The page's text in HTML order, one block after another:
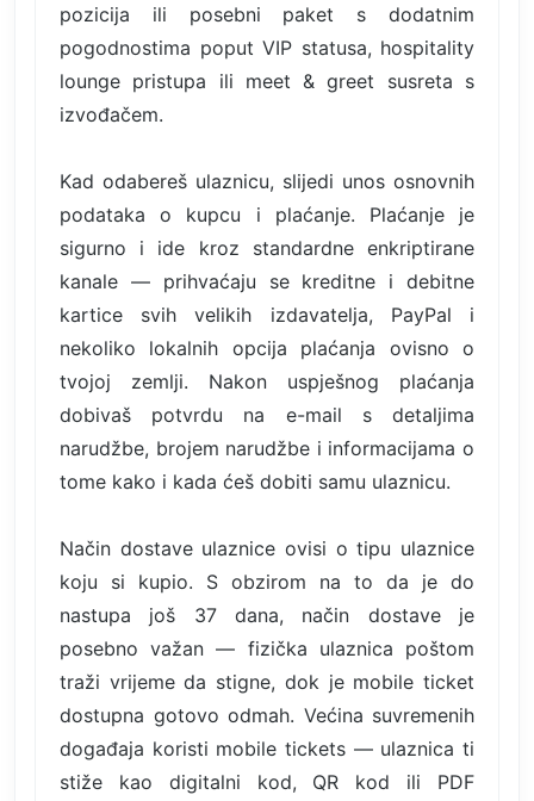
pozicija ili posebni paket s dodatnim
pogodnostima poput VIP statusa, hospitality
lounge pristupa ili meet & greet susreta s
izvođačem.
Kad odabereš ulaznicu, slijedi unos osnovnih
podataka o kupcu i plaćanje. Plaćanje je
sigurno i ide kroz standardne enkriptirane
kanale — prihvaćaju se kreditne i debitne
kartice svih velikih izdavatelja, PayPal i
nekoliko lokalnih opcija plaćanja ovisno o
tvojoj zemlji. Nakon uspješnog plaćanja
dobivaš potvrdu na e-mail s detaljima
narudžbe, brojem narudžbe i informacijama o
tome kako i kada ćeš dobiti samu ulaznicu.
Način dostave ulaznice ovisi o tipu ulaznice
koju si kupio. S obzirom na to da je do
nastupa još 37 dana, način dostave je
posebno važan — fizička ulaznica poštom
traži vrijeme da stigne, dok je mobile ticket
dostupna gotovo odmah. Većina suvremenih
događaja koristi mobile tickets — ulaznica ti
stiže kao digitalni kod, QR kod ili PDF